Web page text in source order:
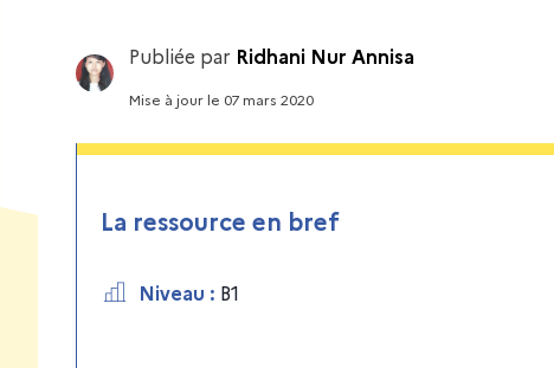
Publiée par Ridhani Nur Annisa
Mise à jourle 07 mars 2020
La ressource en bref
Niveau : B1